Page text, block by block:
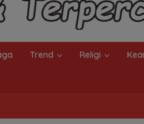
Trend Religi